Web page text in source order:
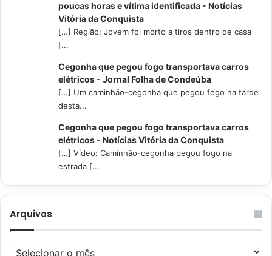
poucas horas e vítima identificada - Notícias
Vitória da Conquista
[…] Região: Jovem foi morto a tiros dentro de casa
[...
Cegonha que pegou fogo transportava carros
elétricos - Jornal Folha de Condeúba
[…] Um caminhão-cegonha que pegou fogo na tarde
desta...
Cegonha que pegou fogo transportava carros
elétricos - Notícias Vitória da Conquista
[…] Vídeo: Caminhão-cegonha pegou fogo na
estrada [...
Arquivos
Arquivos